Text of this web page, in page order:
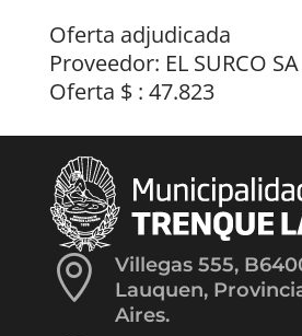
Oferta adjudicada
Proveedor: EL SURCO SA
Oferta $ : 47.823

Villegas 555,
Lauquen,
Aires.